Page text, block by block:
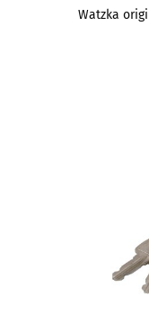
Watzka